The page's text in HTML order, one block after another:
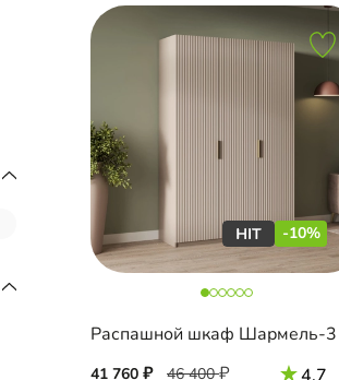
-10%
41 760 46 400 4.7